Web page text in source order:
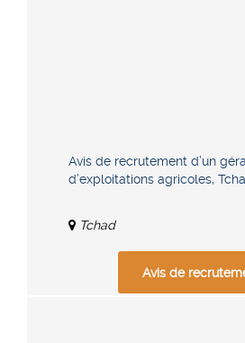
Avis de recrutement d’un
d’exploitations agricoles,
Tchad
Avis de